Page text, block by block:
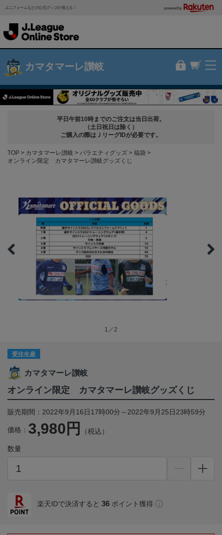
ユニフォームなどの公式グッズが買える！ powered by
カマタマーレ讃岐
平日午前10時までのご注文は当日出荷。
（土日祝日は除く）
ご購入の際はＪリーグIDが必要です。
TOP カマタマーレ讃岐 バラエティグッズ
福袋
オンライン限定 カマタマーレ讃岐グッズくじ
1／2
受注生産
カマタマーレ讃岐
オンライン限定 カマタマーレ讃岐グッズくじ
販売期間：2022年9月16日17時00分～2022年9月25日23時59分
価格： 3,980円 （税込）
数量
楽天IDで決済すると 36 ポイント獲得